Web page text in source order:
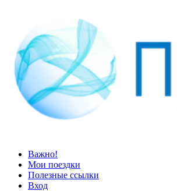
Просто блог
Мир удивительней, чем кажется
Важно!
Мои поездки
Полезные ссылки
Вход